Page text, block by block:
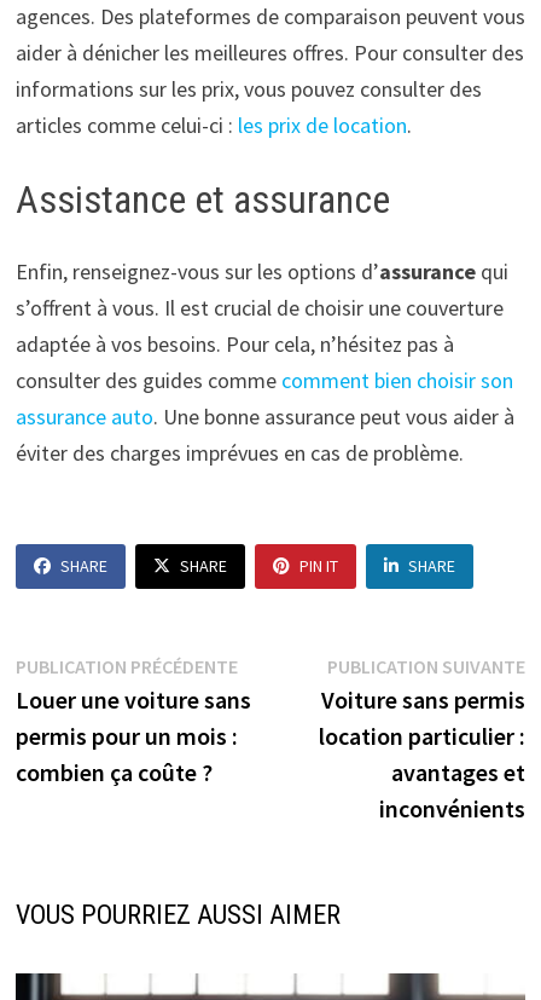
agences. Des plateformes de comparaison peuvent vous
aider à dénicher les meilleures offres. Pour consulter des
informations sur les prix, vous pouvez consulter des
articles comme celui-ci : les prix de location.
Assistance et assurance
Enfin, renseignez-vous sur les options d’assurancequi
s’offrent à vous. Il est crucial de choisir une couverture
adaptée à vos besoins. Pour cela, n’hésitez pas à
consulter des guides comme comment bien choisir son
assurance auto. Une bonne assurance peut vous aider à
éviter des charges imprévues en cas de problème.
SHARE SHARE PIN IT SHARE
Navigation
de
l’article
PUBLICATION PRÉCÉDENTEPublication
précédente :
Louer une voiture sans
permis pour un mois :
combien ça coûte ?
PUBLICATION SUIVANTE
Voiture sans permis
location particulier :
avantages et
inconvénients
VOUS POURRIEZ AUSSI AIMER